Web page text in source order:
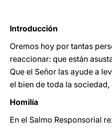
Introducción
Oremos hoy por tantas
reaccionar: que están
Que el Señor las ayude a
el bien de toda la
Homilía
En el Salmo Responsorial